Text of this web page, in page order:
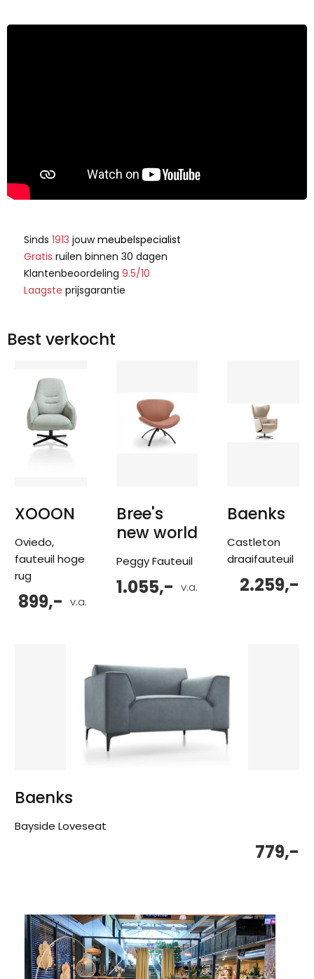
Sinds 1913 jouwmeubelspecialist
Gratis ruilen binnen 30 dagen
Klantenbeoordeling 9.5/10
Laagste prijsgarantie
Best verkocht
XOOON
Oviedo,
fauteuil hoge
rug
v.a.
899,-
Bree's
new world
Peggy Fauteuil
v.a.
1.055,-
Baenks
Castleton
draaifauteuil
2.259,-
Baenks
Bayside Loveseat
779,-